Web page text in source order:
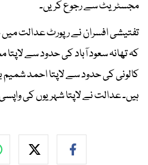
مجسٹریٹ سے رجوع کریں۔
تفتیشی افسران نے رپورٹ عدالت میں
کہ تھانہ سعود آباد کی حدود سے لاپتا
کالونی کی حدود سے لاپتا احمد
ہیں۔ عدالت نے لاپتا شہریوں کی